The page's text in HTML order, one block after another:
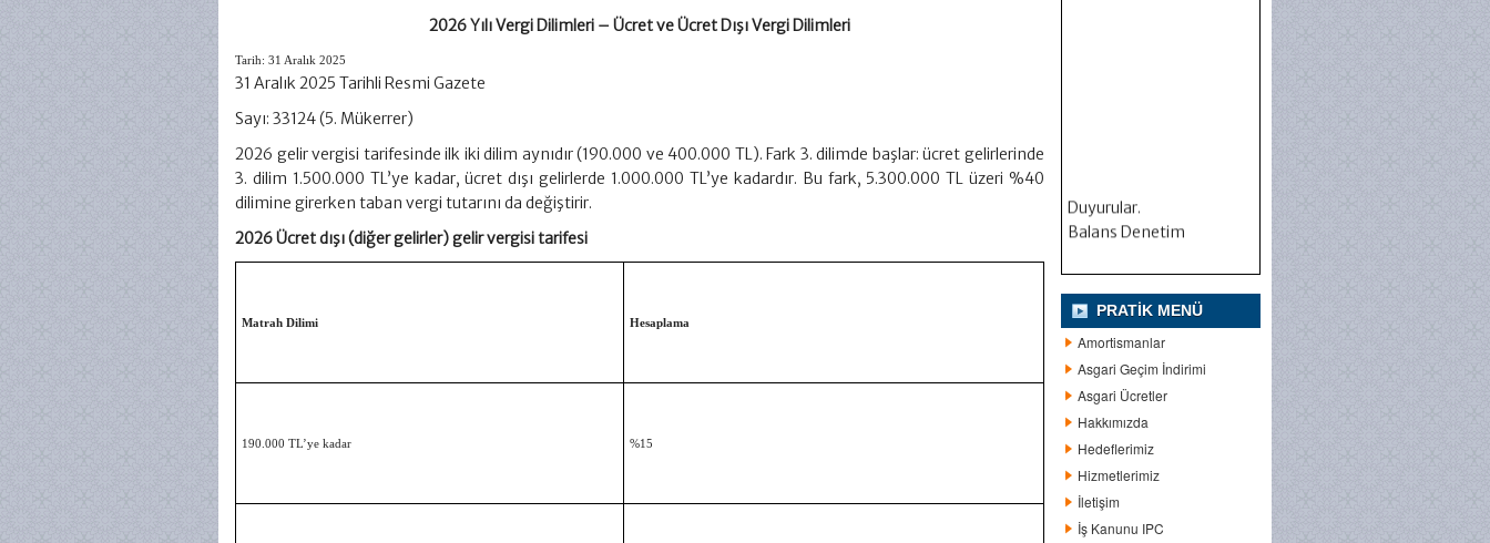
2026 Yılı Vergi Dilimleri – Ücret ve Ücret Dışı Vergi Dilimleri
Tarih: 31 Aralık 2025
31 Aralık 2025 Tarihli Resmi Gazete
Sayı: 33124 (5. Mükerrer)
2026 gelir vergisi tarifesinde ilk iki dilim aynıdır (190.000 ve 400.000 TL). Fark 3. dilimde başlar: ücret gelirlerinde
3. dilim 1.500.000 TL’ye kadar, ücret dışı gelirlerde 1.000.000 TL’ye kadardır. Bu fark, 5.300.000 TL üzeri %40
dilimine girerken taban vergi tutarını da değiştirir.
2026 Ücret dışı (diğer gelirler) gelir vergisi tarifesi
Matrah Dilimi Hesaplama
190.000 TL’ye kadar %15
Duyurular.
Balans Denetim
PRATIK MENÜ
Amortismanlar
Asgari Geçim İndirimi
Asgari Ücretler
Hakkımızda
Hedeflerimiz
Hizmetlerimiz
İletişim
İş Kanunu IPC